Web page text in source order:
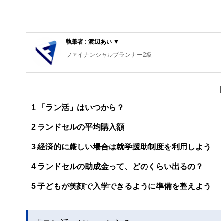
執筆者 : 渡辺あい ▼
ファイナンシャルプランナー2級
1 「ラン活」はいつから？
2 ランドセルの平均購入額
3 経済的に厳しい場合は就学援助制度を利用しよう
4 ランドセルの助成金って、どのくらい出るの？
5 子どもが笑顔で入学できるように準備を整えよう